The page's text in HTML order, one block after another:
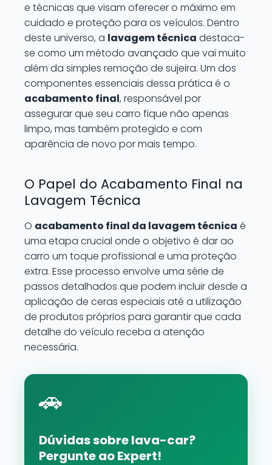
e técnicas que visam oferecer o máximo em
cuidado e proteção para os veículos. Dentro
deste universo, a lavagem técnica destaca-
se como um método avançado que vai muito
além da simples remoção de sujeira. Um dos
componentes essenciais dessa prática é o
acabamento final, responsável por
assegurar que seu carro fique não apenas
limpo, mas também protegido e com
aparência de novo por mais tempo.
O Papel do Acabamento Final na
Lavagem Técnica
O acabamento final da lavagem técnica é
uma etapa crucial onde o objetivo é dar ao
carro um toque profissional e uma proteção
extra. Esse processo envolve uma série de
passos detalhados que podem incluir desde a
aplicação de ceras especiais até a utilização
de produtos próprios para garantir que cada
detalhe do veículo receba a atenção
necessária.
🚗
Dúvidas sobre lava-car?
Pergunte ao Expert!